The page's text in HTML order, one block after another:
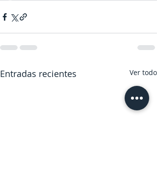
Entradas recientes Ver todo